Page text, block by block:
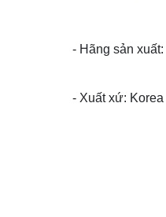
- Hãng sản xuất:
- Xuất xứ: Korea